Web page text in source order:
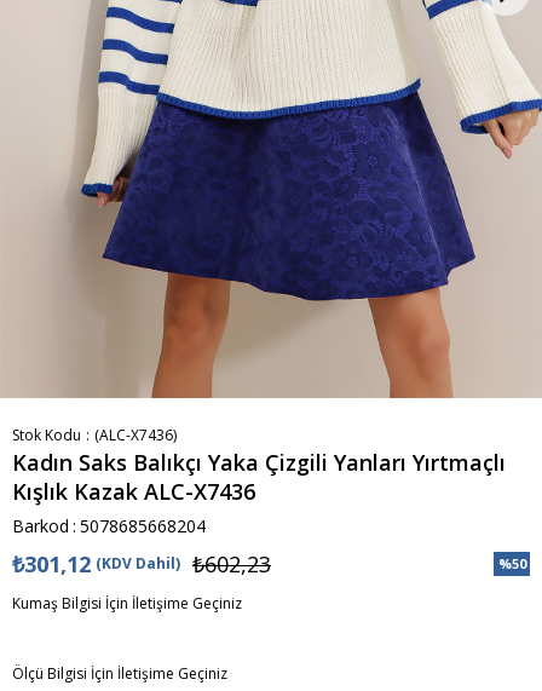
Stok Kodu (ALC-X7436)
Kadın Saks Balıkçı Yaka Çizgili Yanları Yırtmaçlı
Kışlık Kazak ALC-X7436
Barkod : 5078685668204
%50
₺602,23
₺301,12 (KDV Dahil)
Kumaş Bilgisi İçin İletişime Geçiniz
Ölçü Bilgisi İçin İletişime Geçiniz